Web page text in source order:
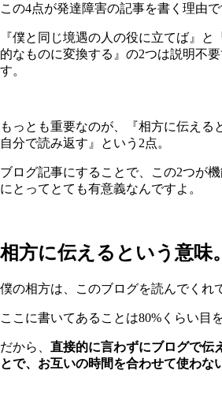
この4点が発達障害の記事を書く理由で
『僕と同じ境遇の人の役に立てば』
的なものに変換する』の2つは説明不
す。
もっとも重要なのが、『相方に伝える
自分で読み返す』という2点。
ブログ記事にすることで、この2つが
にとってとても有意義なんですよ。
相方に伝えるという意味。
僕の相方は、このブログを読んでくれ
ここに書いてあることは80%くらい目
だから、 直接的に言わずにブログで伝
とで、お互いの時間を合わせて使わな